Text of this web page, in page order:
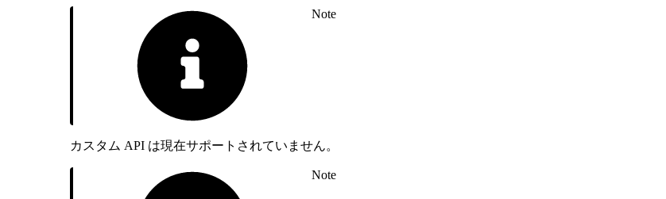
Note
カスタム API は現在サポートされていません。
Note